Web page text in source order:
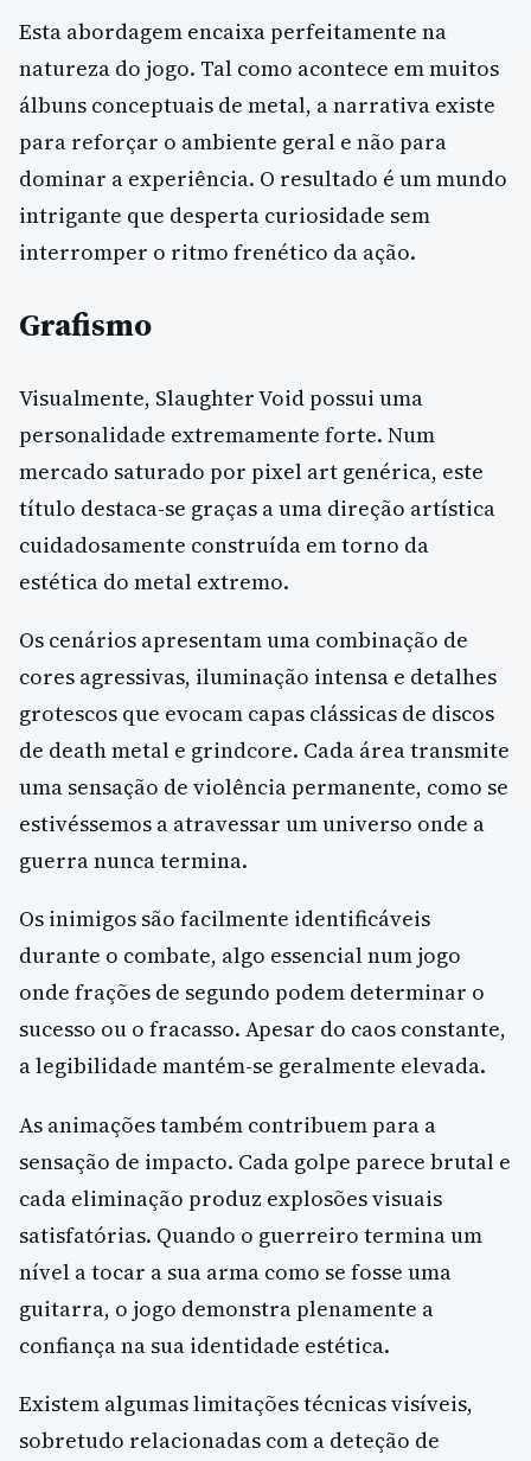
Esta abordagem encaixa perfeitamente na
natureza do jogo. Tal como acontece em muitos
álbuns conceptuais de metal, a narrativa existe
para reforçar o ambiente geral e não para
dominar a experiência. O resultado é um mundo
intrigante que desperta curiosidade sem
interromper o ritmo frenético da ação.
Grafismo
Visualmente, Slaughter Void possui uma
personalidade extremamente forte. Num
mercado saturado por pixel art genérica, este
título destaca-se graças a uma direção artística
cuidadosamente construída em torno da
estética do metal extremo.
Os cenários apresentam uma combinação de
cores agressivas, iluminação intensa e detalhes
grotescos que evocam capas clássicas de discos
de death metal e grindcore. Cada área transmite
uma sensação de violência permanente, como se
estivéssemos a atravessar um universo onde a
guerra nunca termina.
Os inimigos são facilmente identificáveis
durante o combate, algo essencial num jogo
onde frações de segundo podem determinar o
sucesso ou o fracasso. Apesar do caos constante,
a legibilidade mantém-se geralmente elevada.
As animações também contribuem para a
sensação de impacto. Cada golpe parece brutal e
cada eliminação produz explosões visuais
satisfatórias. Quando o guerreiro termina um
nível a tocar a sua arma como se fosse uma
guitarra, o jogo demonstra plenamente a
confiança na sua identidade estética.
Existem algumas limitações técnicas visíveis,
sobretudo relacionadas com a deteção de